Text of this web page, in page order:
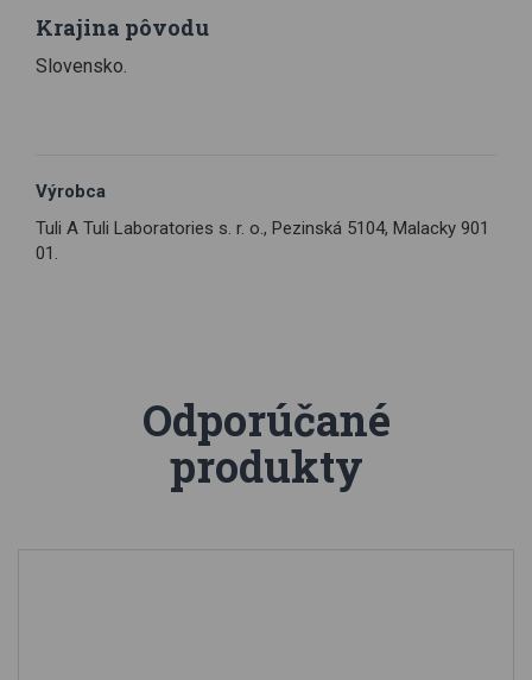
Krajina pôvodu
Slovensko.
Výrobca
Tuli A Tuli Laboratories s. r. o., Pezinská 5104, Malacky 901
01.
Odporúčané
produkty